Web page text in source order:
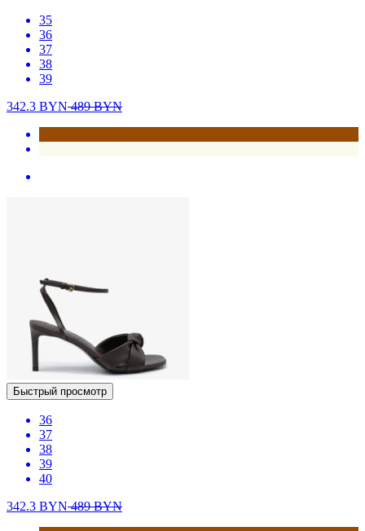
35
36
37
38
39
342.3 BYN489BYN
Быстрый просмотр
36
37
38
39
40
342.3 BYN489BYN